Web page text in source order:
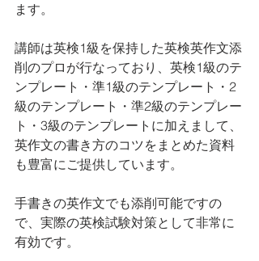
ます。
講師は英検1級を保持した英検英作文添
削のプロが行なっており、英検1級のテ
ンプレート・準1級のテンプレート・2
級のテンプレート・準2級のテンプレー
ト・3級のテンプレートに加えまして、
英作文の書き方のコツをまとめた資料
も豊富にご提供しています。
手書きの英作文でも添削可能ですの
で、実際の英検試験対策として非常に
有効です。